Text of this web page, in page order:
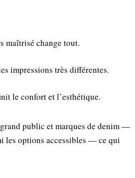
maîtrisé change tout.
impressions très différentes.
le confort et l’esthétique.
public et marques de denim —
les options accessibles — ce qui